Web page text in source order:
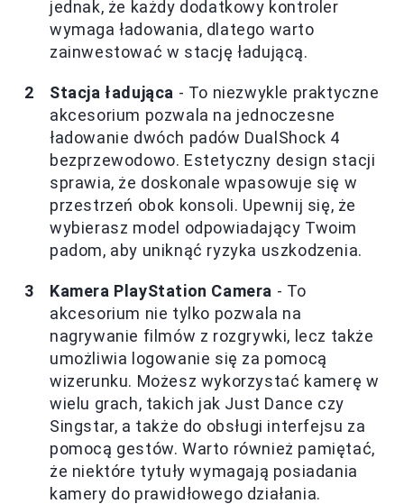
jednak, że każdy dodatkowy kontroler
wymaga ładowania, dlatego warto
zainwestować w stację ładującą.
Stacja ładująca - To niezwykle praktyczne
akcesorium pozwala na jednoczesne
ładowanie dwóch padów DualShock 4
bezprzewodowo. Estetyczny design stacji
sprawia, że doskonale wpasowuje się w
przestrzeń obok konsoli. Upewnij się, że
wybierasz model odpowiadający Twoim
padom, aby uniknąć ryzyka uszkodzenia.
Kamera PlayStation Camera - To
akcesorium nie tylko pozwala na
nagrywanie filmów z rozgrywki, lecz także
umożliwia logowanie się za pomocą
wizerunku. Możesz wykorzystać kamerę w
wielu grach, takich jak Just Dance czy
Singstar, a także do obsługi interfejsu za
pomocą gestów. Warto również pamiętać,
że niektóre tytuły wymagają posiadania
kamery do prawidłowego działania.